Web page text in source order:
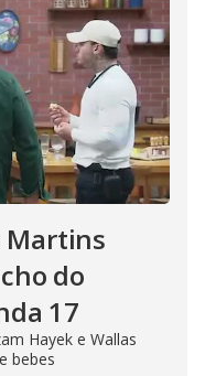
Martins
do
17
Hayek e Wallas
bebes